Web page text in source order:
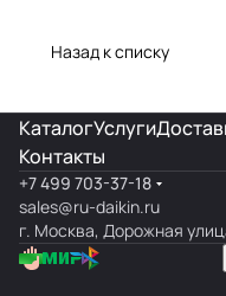
Назад к списку
КаталогУслуги
Контакты
+7 499 703-37-18
sales@ru-daikin.ru
г. Москва, Дорожная